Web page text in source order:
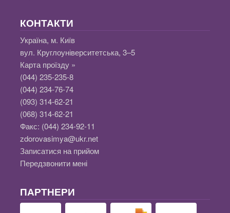
КОНТАКТИ
Україна, м. Київ
вул. Круглоуніверситетська, 3–5
Карта проїзду »
(044) 235-235-8
(044) 234-76-74
(093) 314-62-21
(068) 314-62-21
Факс: (044) 234-92-11
zdorovasimya@ukr.net
Записатися на прийом
Передзвонити мені
ПАРТНЕРИ